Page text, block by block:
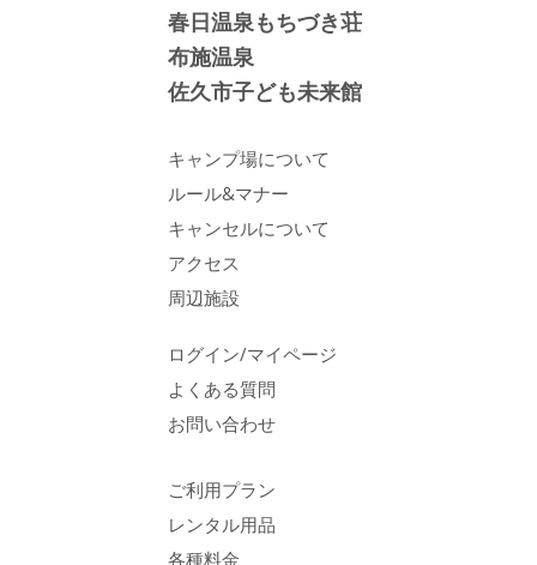
春日温泉もちづき荘
布施温泉
佐久市子ども未来館
キャンプ場について
ルール&マナー
キャンセルについて
アクセス
周辺施設
ログイン/マイページ
よくある質問
お問い合わせ
ご利用プラン
レンタル用品
各種料金